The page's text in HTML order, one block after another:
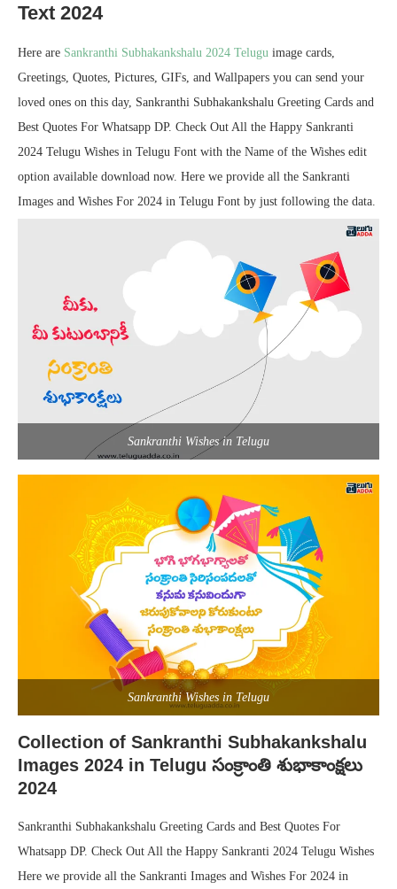
Text 2024
Here are Sankranthi Subhakankshalu 2024 Telugu image cards,
Greetings, Quotes, Pictures, GIFs, and Wallpapers you can send your
loved ones on this day, Sankranthi Subhakankshalu Greeting Cards and
Best Quotes For Whatsapp DP. Check Out All the Happy Sankranti
2024 Telugu Wishes in Telugu Font with the Name of the Wishes edit
option available download now. Here we provide all the Sankranti
Images and Wishes For 2024 in Telugu Font by just following the data.
Sankranthi Wishes in Telugu
Sankranthi Wishes in Telugu
Collection of Sankranthi Subhakankshalu
Images 2024 in Telugu సంక్రాంతి శుభాకాంక్షలు
2024
Sankranthi Subhakankshalu Greeting Cards and Best Quotes For
Whatsapp DP. Check Out All the Happy Sankranti 2024 Telugu Wishes
Here we provide all the Sankranti Images and Wishes For 2024 in